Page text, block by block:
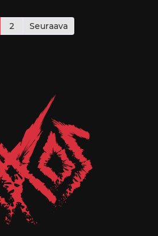
2 Seuraava